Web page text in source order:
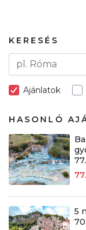
KERESÉS
Ajánlatok
HASONLÓ
5